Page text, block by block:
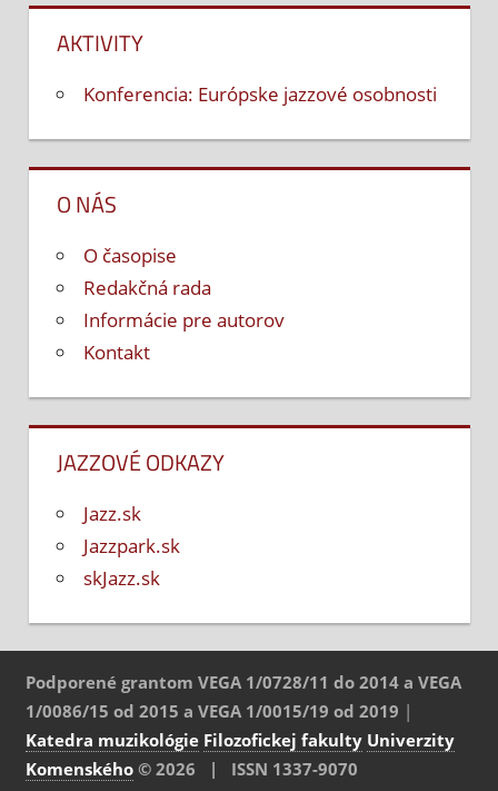
AKTIVITY
Konferencia: Európske jazzové osobnosti
O NÁS
O časopise
Redakčná rada
Informácie pre autorov
Kontakt
JAZZOVÉ ODKAZY
Jazz.sk
Jazzpark.sk
skJazz.sk
Podporené grantom VEGA 1/0728/11 do 2014 a VEGA
1/0086/15 od 2015 a VEGA 1/0015/19 od 2019 |
Katedra muzikológie Filozofickej fakulty Univerzity
Komenského© 2026 | ISSN 1337-9070